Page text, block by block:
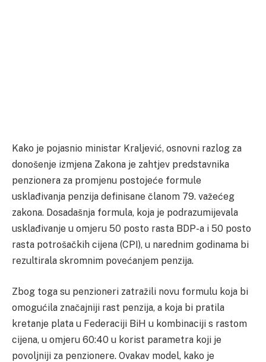
Kako je pojasnio ministar Kraljević, osnovni razlog za
donošenje izmjena Zakona je zahtjev predstavnika
penzionera za promjenu postojeće formule
usklađivanja penzija definisane članom 79. važećeg
zakona. Dosadašnja formula, koja je podrazumijevala
usklađivanje u omjeru 50 posto rasta BDP-a i 50 posto
rasta potrošačkih cijena (CPI), u narednim godinama bi
rezultirala skromnim povećanjem penzija.
Zbog toga su penzioneri zatražili novu formulu koja bi
omogućila značajniji rast penzija, a koja bi pratila
kretanje plata u Federaciji BiH u kombinaciji s rastom
cijena, u omjeru 60:40 u korist parametra koji je
povoljniji za penzionere. Ovakav model, kako je